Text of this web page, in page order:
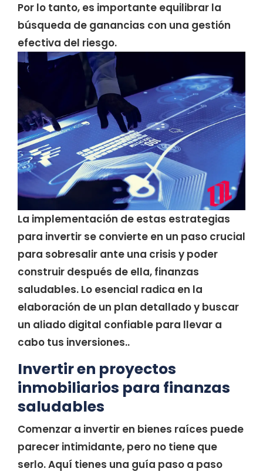
Por lo tanto, es importante equilibrar la
búsqueda de ganancias con una gestión
efectiva del riesgo.
La implementación de estas estrategias
para invertir se convierte en un paso crucial
para sobresalir ante una crisis y poder
construir después de ella, finanzas
saludables. Lo esencial radica en la
elaboración de un plan detallado y buscar
un aliado digital confiable para llevar a
cabo tus inversiones..
Invertir en proyectos
inmobiliarios para finanzas
saludables
Comenzar a invertir en bienes raíces puede
parecer intimidante, pero no tiene que
serlo. Aquí tienes una guía paso a paso